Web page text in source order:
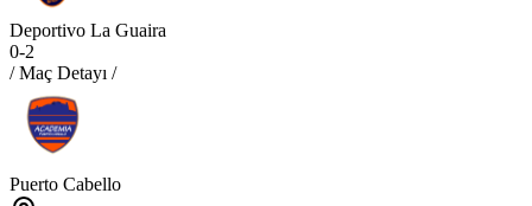
Deportivo La Guaira
0-2
/ Maç Detayı /
Puerto Cabello